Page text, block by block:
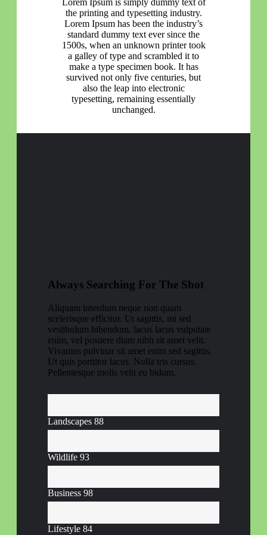
Lorem Ipsum is simply dummy text of
the printing and typesetting industry.
Lorem Ipsum has been the industry’s
standard dummy text ever since the
1500s, when an unknown printer took
a galley of type and scrambled it to
make a type specimen book. It has
survived not only five centuries, but
also the leap into electronic
typesetting, remaining essentially
unchanged.
Always Searching For The Shot
Aliquam interdum neque non quam
scelerisque efficitur. Ut sagittis, mi sed
vestibulum bibendum, lacus lacus vulputate
enim, vel posuere diam nibh sit amet velit.
Vivamus pulvinar sit amet enim sed sagittis.
Ut quis porttitor lacus. Nulla tris cursus.
Pellentesque molis velit eu bidum.
Landscapes 88
Wildlife 93
Business 98
Lifestyle 84